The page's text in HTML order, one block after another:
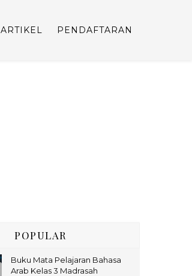
ARTIKEL PENDAFTARAN
POPULAR
Buku Mata Pelajaran Bahasa
Arab Kelas 3 Madrasah